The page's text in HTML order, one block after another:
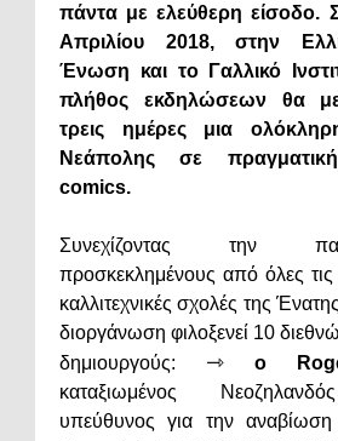
πάντα με ελεύθερη είσοδο.
Απριλίου 2018, στην
Ένωση και το Γαλλικό
πλήθος εκδηλώσεων θα
τρεις ημέρες μια
Νεάπολης σε
comics.
Συνεχίζοντας την
προσκεκλημένους από όλες τις
καλλιτεχνικές σχολές της
διοργάνωση φιλοξενεί 10
δημιουργούς: ⇾ ο
καταξιωμένος
υπεύθυνος για την